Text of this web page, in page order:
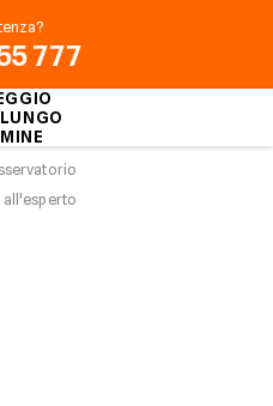
777
all'esperto